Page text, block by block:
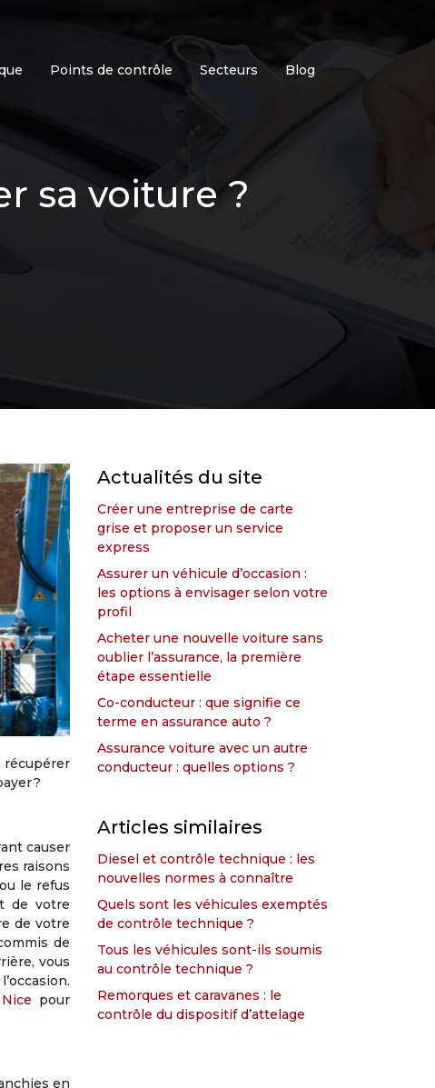
Points de contrôle Secteurs Blog
sa voiture ?
récupérer
?
causer
raisons
le refus
de votre
de votre
de
vous
pour
en
Actualités du site
Créer une entreprise de carte
grise et proposer un service
express
Assurer un véhicule d’occasion :
les options à envisager selon votre
profil
Acheter une nouvelle voiture sans
oublier l’assurance, la première
étape essentielle
Co-conducteur : que signifie ce
terme en assurance auto ?
Assurance voiture avec un autre
conducteur : quelles options ?
Articles similaires
Diesel et contrôle technique : les
nouvelles normes à connaître
Quels sont les véhicules exemptés
de contrôle technique ?
Tous les véhicules sont-ils soumis
au contrôle technique ?
Remorques et caravanes : le
contrôle du dispositif d’attelage